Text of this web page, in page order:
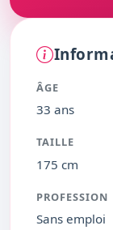
ÂGE
33 ans
TAILLE
175 cm
PROFESSION
Sans emploi